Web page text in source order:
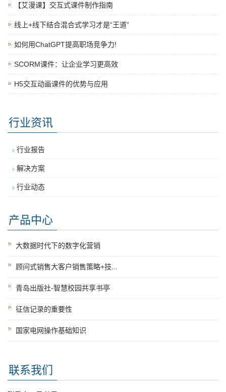
【艾漫课】交互式课件制作指南
线上+线下结合混合式学习才是“王道”
如何用ChatGPT提高职场竞争力!
SCORM课件：让企业学习更高效
H5交互动画课件的优势与应用
行业资讯
行业报告
解决方案
行业动态
产品中心
大数据时代下的数字化营销
顾问式销售大客户销售策略+技...
青岛出版社-智慧校园共享书亭
征信记录的重要性
国家电网操作基础知识
联系我们